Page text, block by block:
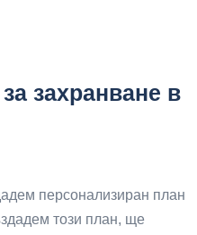
захранване в
персонализиран план
този план, ще